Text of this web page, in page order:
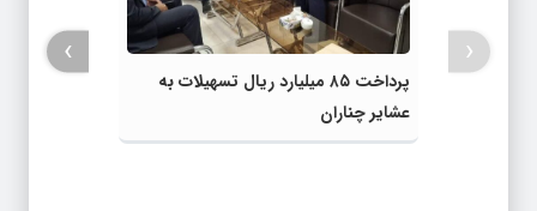
پرداخت ۸۵ میلیارد ریال تسهیلات به
عشایر چناران
‹
›